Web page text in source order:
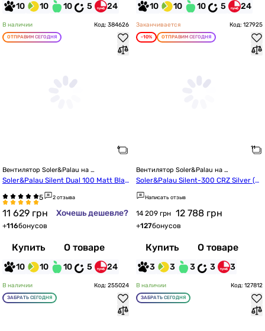
10 10 10 5 24 10 10 10 5 24
В наличии Код: 384626
ОТПРАВИМ СЕГОДНЯ
Вентилятор Soler&Palau на
подшипниках
Soler&Palau Silent Dual 100 Matt Blac
2 отзыва
11 629 грн Хочешь дешевле?
+116бонусов
Купить О товаре
10 10 10 5 24
Заканчивается Код: 127925
-10% ОТПРАВИМ СЕГОДНЯ
Вентилятор Soler&Palau на
подшипниках
Soler&Palau Silent-300 CRZ Silver (5
210321500)
Написать отзыв
14 209 грн 12 788 грн
+127бонусов
Купить О товаре
3 3 3 3 3
В наличии Код: 255024
ЗАБРАТЬ СЕГОДНЯ
В наличии Код: 127812
ЗАБРАТЬ СЕГОДНЯ